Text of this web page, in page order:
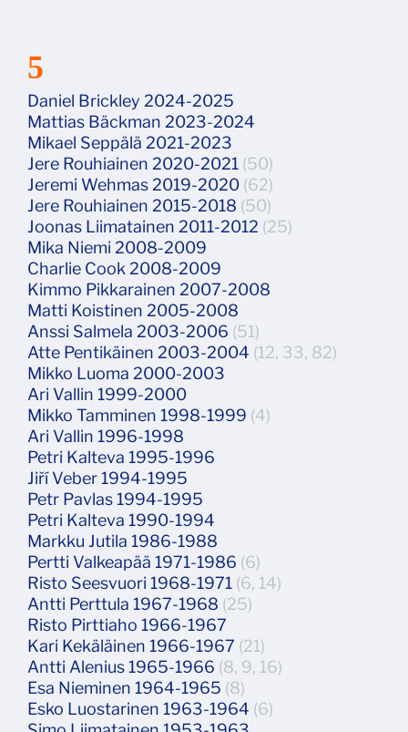
5
Daniel Brickley 2024-2025
Mattias Bäckman 2023-2024
Mikael Seppälä 2021-2023
Jere Rouhiainen 2020-2021 (50)
Jeremi Wehmas 2019-2020 (62)
Jere Rouhiainen 2015-2018 (50)
Joonas Liimatainen 2011-2012 (25)
Mika Niemi 2008-2009
Charlie Cook 2008-2009
Kimmo Pikkarainen 2007-2008
Matti Koistinen 2005-2008
Anssi Salmela 2003-2006 (51)
Atte Pentikäinen 2003-2004 (12, 33, 82)
Mikko Luoma 2000-2003
Ari Vallin 1999-2000
Mikko Tamminen 1998-1999 (4)
Ari Vallin 1996-1998
Petri Kalteva 1995-1996
Jiří Veber 1994-1995
Petr Pavlas 1994-1995
Petri Kalteva 1990-1994
Markku Jutila 1986-1988
Pertti Valkeapää 1971-1986 (6)
Risto Seesvuori 1968-1971 (6, 14)
Antti Perttula 1967-1968 (25)
Risto Pirttiaho 1966-1967
Kari Kekäläinen 1966-1967 (21)
Antti Alenius 1965-1966 (8, 9, 16)
Esa Nieminen 1964-1965 (8)
Esko Luostarinen 1963-1964 (6)